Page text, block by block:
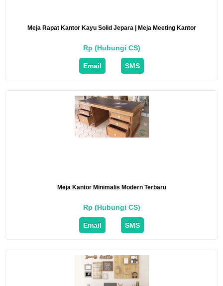
Meja Rapat Kantor Kayu Solid Jepara | Meja Meeting Kantor
Rp (Hubungi CS)
Email SMS
Meja Kantor Minimalis Modern Terbaru
Rp (Hubungi CS)
Email SMS